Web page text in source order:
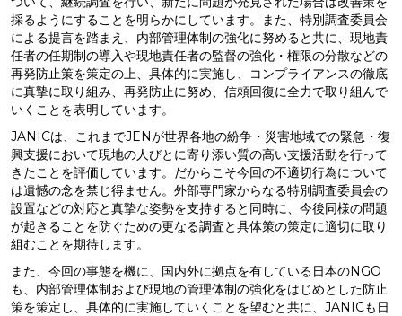
採るようにすることを明らかにしています。また、特別調査委員会
による提言を踏まえ、内部管理体制の強化に努めると共に、現地責
任者の任期制の導入や現地責任者の監督の強化・権限の分散などの
再発防止策を策定の上、具体的に実施し、コンプライアンスの徹底
に真摯に取り組み、再発防止に努め、信頼回復に全力で取り組んで
いくことを表明しています。
JANICは、これまでJENが世界各地の紛争・災害地域での緊急・復
興支援において現地の人びとに寄り添い質の高い支援活動を行って
きたことを評価しています。だからこそ今回の不適切行為について
は遺憾の念を禁じ得ません。外部専門家からなる特別調査委員会の
設置などの対応と真摯な姿勢を支持すると同時に、今後同様の問題
が起きることを防ぐための更なる調査と具体策の策定に適切に取り
組むことを期待します。
また、今回の事態を機に、国内外に拠点を有している日本のNGO
も、内部管理体制および現地の管理体制の強化をはじめとした防止
策を策定し、具体的に実施していくことを望むと共に、JANICも日